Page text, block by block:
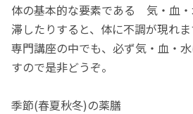
体の基本的な要素である 気・血
滞したりすると、体に不調が現れま
専門講座の中でも、必ず気・血・
すので是非どうぞ。
季節(春夏秋冬)の薬膳